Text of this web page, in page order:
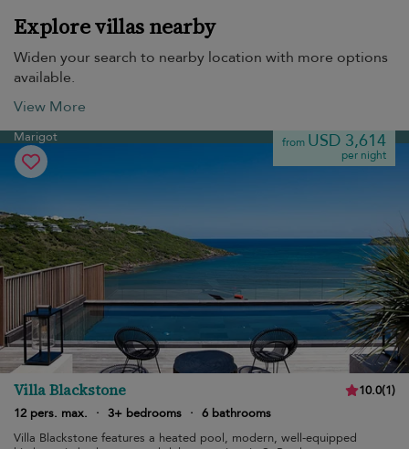
Explore villas nearby
Widen your search to nearby location with more options
available.
View More
Marigot from USD 3,614
per night
Villa Blackstone 10.0(1)
12 pers. max.
· 3+ bedrooms · 6 bathrooms
Villa Blackstone features a heated pool, modern, well-equipped